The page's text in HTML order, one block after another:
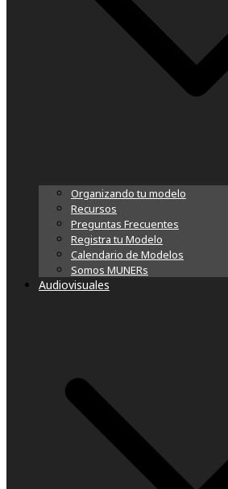
Organizando tu modelo
Recursos
Preguntas Frecuentes
Registra tu Modelo
Calendario de Modelos
Somos MUNERs
Audiovisuales